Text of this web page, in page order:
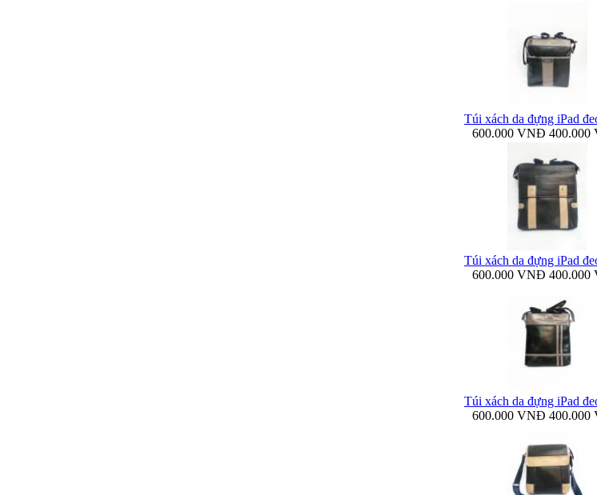
Bao da Galaxy Note 3 N900 mở ngang
Nắp lưng Samsung Galaxy Note 3 N9000
Bao da Samsung Galaxy Note 3 N9000
Túi xách da đựng iPad
600.000 VNĐ 400.000
Túi xách da đựng iPad
600.000 VNĐ 400.000
Túi xách da đựng iPad
600.000 VNĐ 400.000